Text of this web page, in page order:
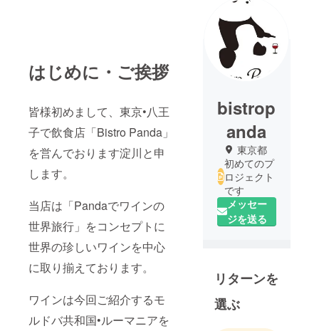
はじめに・ご挨拶
皆様初めまして、東京•八王
子で飲食店「Bistro Panda」
を営んでおります淀川と申
します。
当店は「Pandaでワインの
世界旅行」をコンセプトに
世界の珍しいワインを中心
に取り揃えております。
ワインは今回ご紹介するモ
ルドバ共和国•ルーマニアを
bistrop
anda
東京都
初めてのプ
ロジェクト
です
メッセー
ジを送る
リターンを
選ぶ